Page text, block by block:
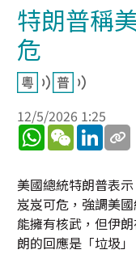
特朗普稱
危
12/5/2026 1:25
WhatsApp
WeChat
美國總統特朗普表
岌岌可危，強調美
能擁有核武，但伊
朗的回應是「垃圾